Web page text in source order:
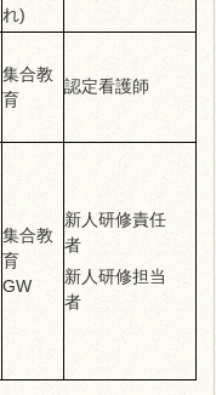
れ)
集合教
育
認定看護師
集合教
育
GW
新人研修責任
者
新人研修担当
者